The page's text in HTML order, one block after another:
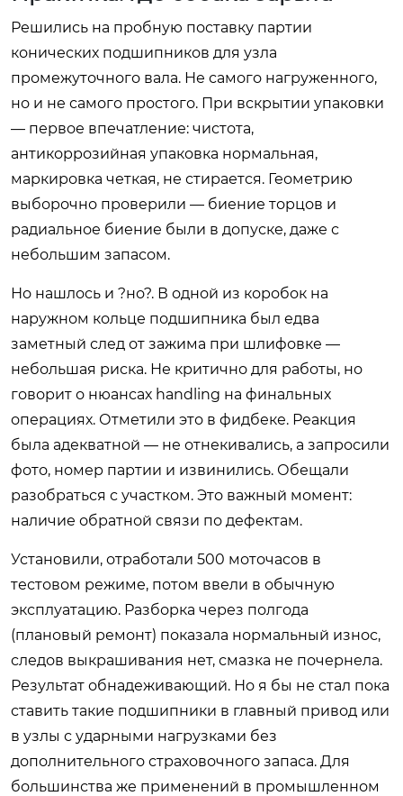
Решились на пробную поставку партии
конических подшипников для узла
промежуточного вала. Не самого нагруженного,
но и не самого простого. При вскрытии упаковки
— первое впечатление: чистота,
антикоррозийная упаковка нормальная,
маркировка четкая, не стирается. Геометрию
выборочно проверили — биение торцов и
радиальное биение были в допуске, даже с
небольшим запасом.
Но нашлось и ?но?. В одной из коробок на
наружном кольце подшипника был едва
заметный след от зажима при шлифовке —
небольшая риска. Не критично для работы, но
говорит о нюансах handling на финальных
операциях. Отметили это в фидбеке. Реакция
была адекватной — не отнекивались, а запросили
фото, номер партии и извинились. Обещали
разобраться с участком. Это важный момент:
наличие обратной связи по дефектам.
Установили, отработали 500 моточасов в
тестовом режиме, потом ввели в обычную
эксплуатацию. Разборка через полгода
(плановый ремонт) показала нормальный износ,
следов выкрашивания нет, смазка не почернела.
Результат обнадеживающий. Но я бы не стал пока
ставить такие подшипники в главный привод или
в узлы с ударными нагрузками без
дополнительного страховочного запаса. Для
большинства же применений в промышленном